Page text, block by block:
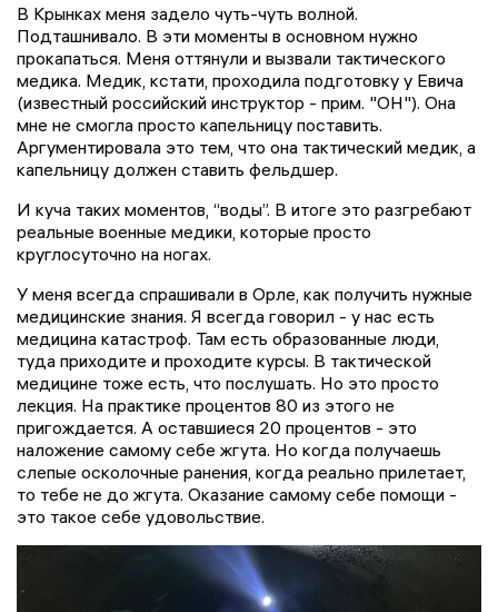
В Крынках меня задело чуть-чуть волной.
Подташнивало. В эти моменты в основном нужно
прокапаться. Меня оттянули и вызвали тактического
медика. Медик, кстати, проходила подготовку у Евича
(известный российский инструктор - прим. "ОН"). Она
мне не смогла просто капельницу поставить.
Аргументировала это тем, что она тактический медик, а
капельницу должен ставить фельдшер.
И куча таких моментов, “воды”. В итоге это разгребают
реальные военные медики, которые просто
круглосуточно на ногах.
У меня всегда спрашивали в Орле, как получить нужные
медицинские знания. Я всегда говорил - у нас есть
медицина катастроф. Там есть образованные люди,
туда приходите и проходите курсы. В тактической
медицине тоже есть, что послушать. Но это просто
лекция. На практике процентов 80 из этого не
пригождается. А оставшиеся 20 процентов - это
наложение самому себе жгута. Но когда получаешь
слепые осколочные ранения, когда реально прилетает,
то тебе не до жгута. Оказание самому себе помощи -
это такое себе удовольствие.